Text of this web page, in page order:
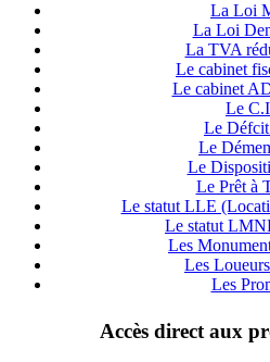
La Loi
La Loi
La TVA
Le cabinet
Le cabinet
Le
Le
Le
Le
Le Prêt à
Le statut LLE
Le statut
Les
Les
Les
Accès direct aux